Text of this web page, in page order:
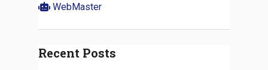
WebMaster
Recent Posts